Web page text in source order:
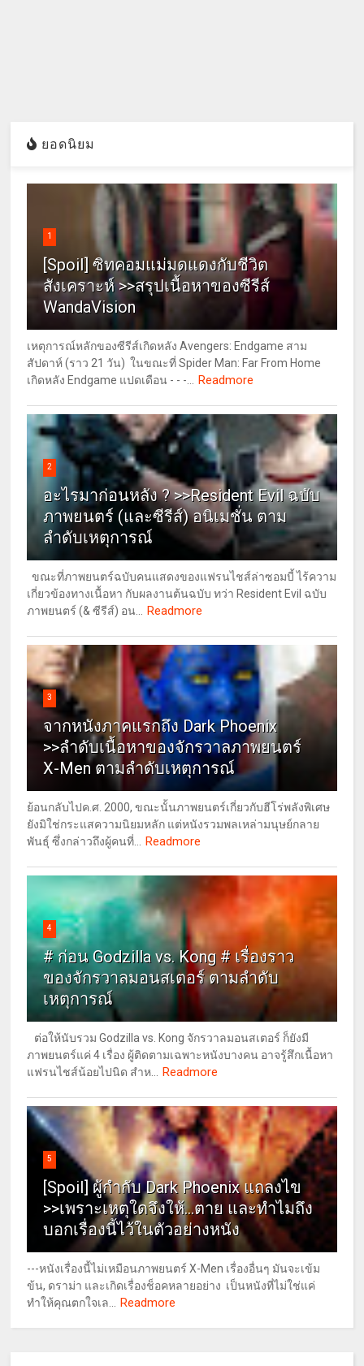
ยอดนิยม
1
[Spoil] ซิทคอมแม่มดแดงกับชีวิต
สังเคราะห์ >>สรุปเนื้อหาของซีรีส์
WandaVision
เหตุการณ์หลักของซีรีส์เกิดหลัง Avengers: Endgame สาม
สัปดาห์ (ราว 21 วัน) ในขณะที่ Spider Man: Far From Home
เกิดหลัง Endgame แปดเดือน - - -...
Readmore
2
อะไรมาก่อนหลัง ? >>Resident Evil ฉบับ
ภาพยนตร์ (และซีรีส์) อนิเมชั่น ตาม
ลำดับเหตุการณ์
ขณะที่ภาพยนตร์ฉบับคนแสดงของแฟรนไชส์ล่าซอมบี้ ไร้ความ
เกี่ยวข้องทางเนื้อหา กับผลงานต้นฉบับ ทว่า Resident Evil ฉบับ
ภาพยนตร์ (& ซีรีส์) อน...
Readmore
3
จากหนังภาคแรกถึง Dark Phoenix
>>ลำดับเนื้อหาของจักรวาลภาพยนตร์
X-Men ตามลำดับเหตุการณ์
ย้อนกลับไปค.ศ. 2000, ขณะนั้นภาพยนตร์เกี่ยวกับฮีโร่พลังพิเศษ
ยังมิใช่กระแสความนิยมหลัก แต่หนังรวมพลเหล่ามนุษย์กลาย
พันธุ์ ซึ่งกล่าวถึงผู้คนที่...
Readmore
4
# ก่อน Godzilla vs. Kong # เรื่องราว
ของจักรวาลมอนสเตอร์ ตามลำดับ
เหตุการณ์
ต่อให้นับรวม Godzilla vs. Kong จักรวาลมอนสเตอร์ ก็ยังมี
ภาพยนตร์แค่ 4 เรื่อง ผู้ติดตามเฉพาะหนังบางคน อาจรู้สึกเนื้อหา
แฟรนไชส์น้อยไปนิด สำห...
Readmore
5
[Spoil] ผู้กำกับ Dark Phoenix แถลงไข
>>เพราะเหตุใดจึงให้...ตาย และทำไมถึง
บอกเรื่องนี้ไว้ในตัวอย่างหนัง
---หนังเรื่องนี้ไม่เหมือนภาพยนตร์ X-Men เรื่องอื่นๆ มันจะเข้ม
ข้น, ดราม่า และเกิดเรื่องช็อคหลายอย่าง เป็นหนังที่ไม่ใช่แค่
ทำให้คุณตกใจเล...
Readmore